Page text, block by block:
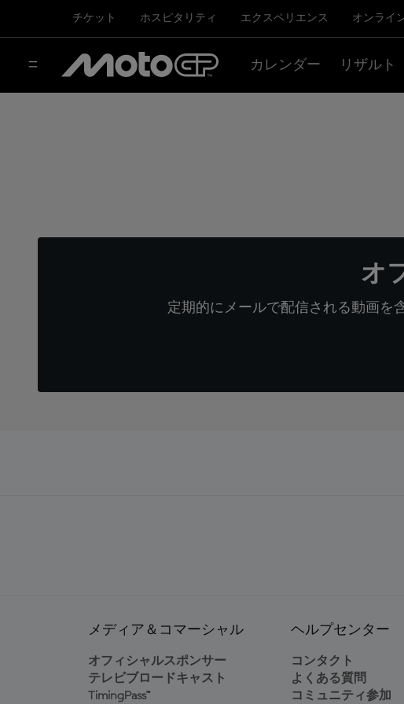
チケット ホスピタリティ エクスペリエンス オンライ
カレンダー リザルト
オ
定期的にメールで配信される動画を
メディア＆コマーシャル
オフィシャルスポンサー
テレビブロードキャスト
TimingPass™
ヘルプセンター
コンタクト
よくある質問
コミュニティ参加